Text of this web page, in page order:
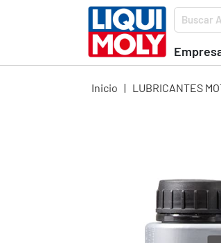
Buscar
Inicio | LUBRICANTES